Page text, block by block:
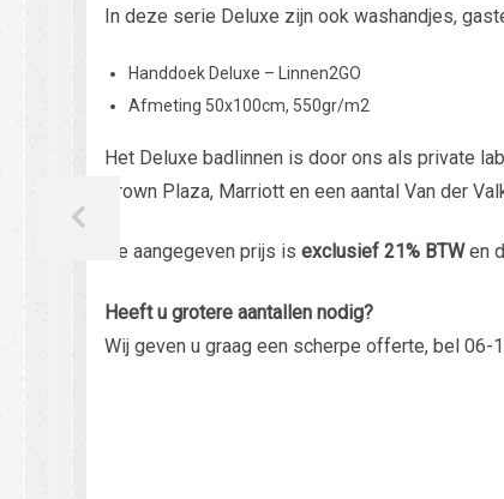
In deze serie Deluxe zijn ook washandjes,
Handdoek Deluxe – Linnen2GO
Afmeting 50x100cm, 550gr/m2
Het Deluxe badlinnen is door ons als private
Crown Plaza, Marriott en een aantal Van der
De aangegeven prijs is exclusief 21% BTWen
Heeft u grotere aantallen nodig?
Wij geven u graag een scherpe offerte, bel 06-